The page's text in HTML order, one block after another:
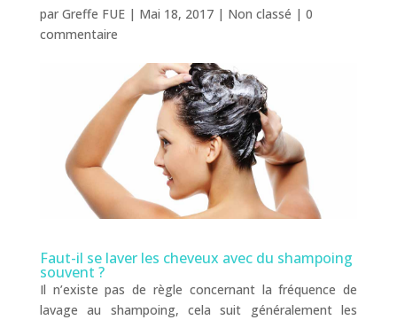
par Greffe FUE| Mai 18, 2017| Non classé | 0
commentaire
Faut-il se laver les cheveux avec du shampoing
souvent ?
Il n’existe pas de règle concernant la fréquence de
lavage au shampoing, cela suit généralement les